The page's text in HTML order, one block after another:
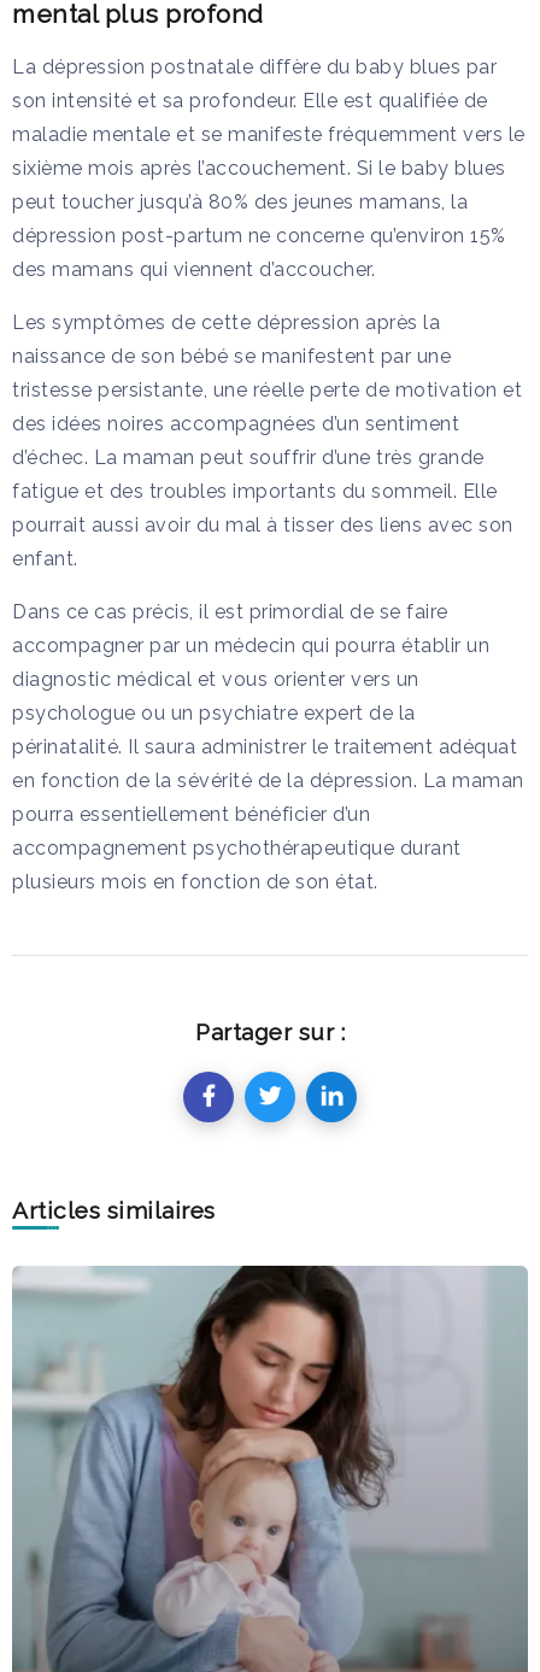
mental plus profond
La dépression postnatale diffère du baby blues par
son intensité et sa profondeur. Elle est qualifiée de
maladie mentale et se manifeste fréquemment vers le
sixième mois après l’accouchement. Si le baby blues
peut toucher jusqu’à 80% des jeunes mamans, la
dépression post-partum ne concerne qu’environ 15%
des mamans qui viennent d’accoucher.
Les symptômes de cette dépression après la
naissance de son bébé se manifestent par une
tristesse persistante, une réelle perte de motivation et
des idées noires accompagnées d’un sentiment
d’échec. La maman peut souffrir d’une très grande
fatigue et des troubles importants du sommeil. Elle
pourrait aussi avoir du mal à tisser des liens avec son
enfant.
Dans ce cas précis, il est primordial de se faire
accompagner par un médecin qui pourra établir un
diagnostic médical et vous orienter vers un
psychologue ou un psychiatre expert de la
périnatalité. Il saura administrer le traitement adéquat
en fonction de la sévérité de la dépression. La maman
pourra essentiellement bénéficier d’un
accompagnement psychothérapeutique durant
plusieurs mois en fonction de son état.
Partager sur :
Articles similaires